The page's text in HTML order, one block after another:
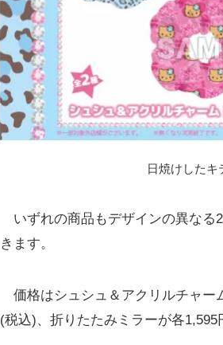
日焼けした
いずれの商品もデザインの異なる
きます。
価格はシュシュ＆アクリルチャー
(税込)、折りたたみミラーが各1,595